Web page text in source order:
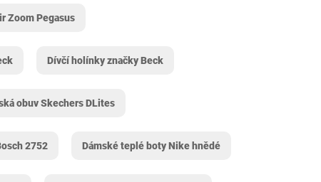
Zoom Pegasus
Dívčí holínky značky Beck
obuv Skechers DLites
2752 Dámské teplé boty Nike hnědé